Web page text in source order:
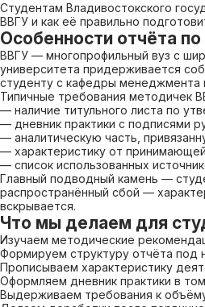
Студентам Владивостокского
ВВГУ и как её правильно
Особенности отчёта
ВВГУ — многопрофильный вуз с
университета придерживается
студенту с кафедры менеджмента
Типичные требования методичек
— наличие титульного листа по
— дневник практики с подписями
— аналитическую часть,
— характеристику от
— список использованных
Главный подводный камень —
распространённый сбой —
вскрывается.
Что мы делаем для
Изучаем методические
Формируем структуру отчёта под
Прописываем характеристику
Оформляем дневник практики в
Выдерживаем требования к